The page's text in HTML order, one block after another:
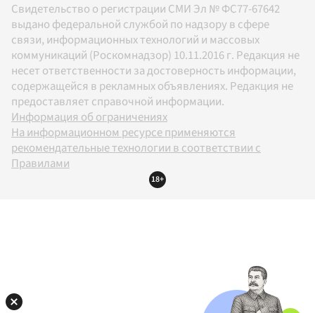
Свидетельство о регистрации СМИ Эл № ФС77-67642
выдано федеральной службой по надзору в сфере
связи, информационных технологий и массовых
коммуникаций (Роскомнадзор) 10.11.2016 г. Редакция не
несет ответственности за достоверность информации,
содержащейся в рекламных объявлениях. Редакция не
предоставляет справочной информации.
Информация об ограничениях
На информационном ресурсе применяются
рекомендательные технологии в соответствии с
Правилами
18+